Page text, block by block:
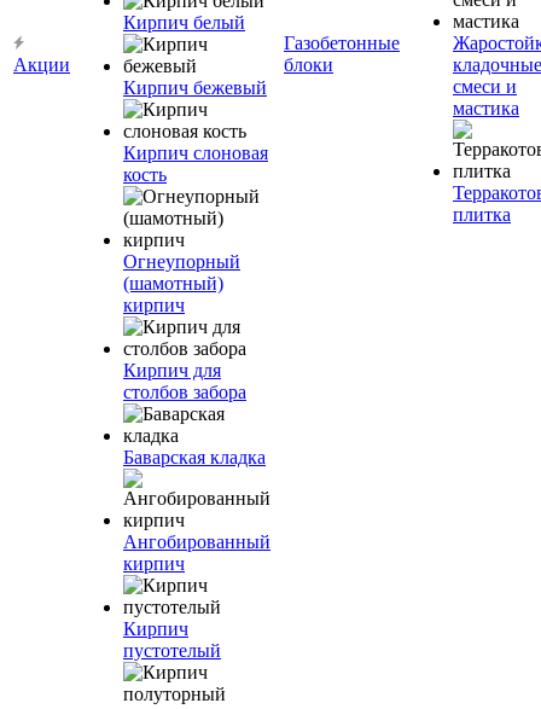
Акции
Кирпич белый
Кирпич бежевый
Кирпич слоновая
кость
Огнеупорный
(шамотный)
кирпич
Кирпич для
столбов забора
Баварская кладка
Ангобированный
кирпич
Кирпич
пустотелый
Газобетонные
блоки
кладочные
смеси и
мастика
плитка